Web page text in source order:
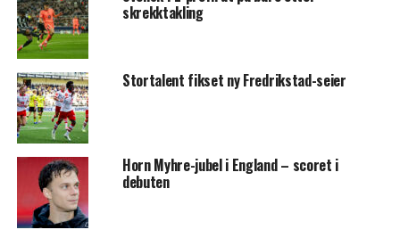
skrekktakling
Stortalent fikset ny Fredrikstad-seier
Horn Myhre-jubel i England – scoret i
debuten